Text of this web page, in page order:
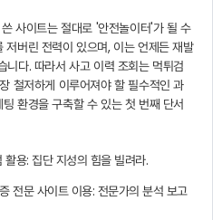
사이트는 절대로 '안전놀이터'가 될 수
저버린 전력이 있으며, 이는 언제든 재발
니다. 따라서 사고 이력 조회는 먹튀검
철저하게 이루어져야 할 필수적인 과
환경을 구축할 수 있는 첫 번째 단서
용: 집단 지성의 힘을 빌려라.
전문 사이트 이용: 전문가의 분석 보고